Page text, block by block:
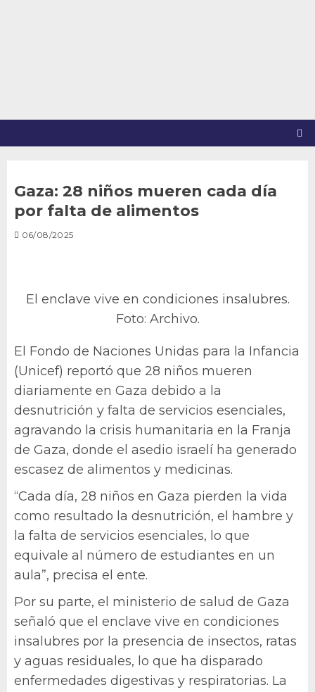
Gaza: 28 niños mueren cada día
por falta de alimentos
06/08/2025
El enclave vive en condiciones insalubres.
Foto: Archivo.
El Fondo de Naciones Unidas para la Infancia
(Unicef) reportó que 28 niños mueren
diariamente en Gaza debido a la
desnutrición y falta de servicios esenciales,
agravando la crisis humanitaria en la Franja
de Gaza, donde el asedio israelí ha generado
escasez de alimentos y medicinas.
“Cada día, 28 niños en Gaza pierden la vida
como resultado la desnutrición, el hambre y
la falta de servicios esenciales, lo que
equivale al número de estudiantes en un
aula”, precisa el ente.
Por su parte, el ministerio de salud de Gaza
señaló que el enclave vive en condiciones
insalubres por la presencia de insectos, ratas
y aguas residuales, lo que ha disparado
enfermedades digestivas y respiratorias. La